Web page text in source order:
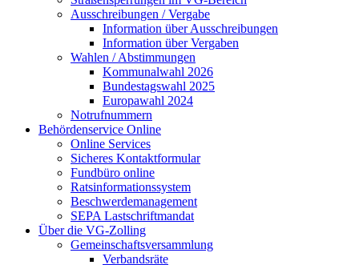
Ausschreibungen / Vergabe
Information über Ausschreibungen
Information über Vergaben
Wahlen / Abstimmungen
Kommunalwahl 2026
Bundestagswahl 2025
Europawahl 2024
Notrufnummern
Behördenservice Online
Online Services
Sicheres Kontaktformular
Fundbüro online
Ratsinformationssystem
Beschwerdemanagement
SEPA Lastschriftmandat
Über die VG-Zolling
Gemeinschaftsversammlung
Verbandsräte